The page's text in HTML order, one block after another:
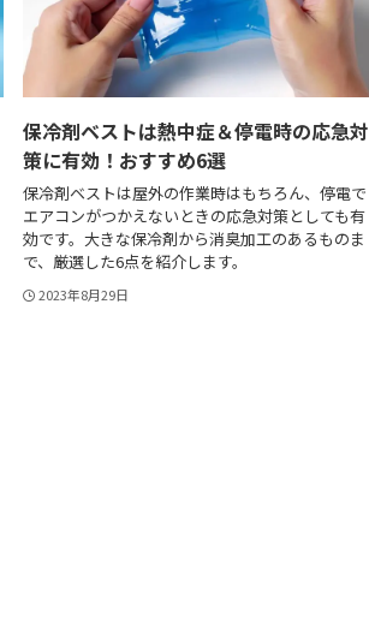
保冷剤ベストは熱中症＆停電時の応急対
策に有効！おすすめ6選
保冷剤ベストは屋外の作業時はもちろん、停電で
エアコンがつかえないときの応急対策としても有
効です。大きな保冷剤から消臭加工のあるものま
で、厳選した6点を紹介します。
2023年8月29日